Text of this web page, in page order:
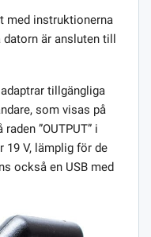
med instruktionerna
datorn är ansluten till
tillgängliga
som visas på
”OUTPUT” i
19 V, lämplig för de
också en USB med